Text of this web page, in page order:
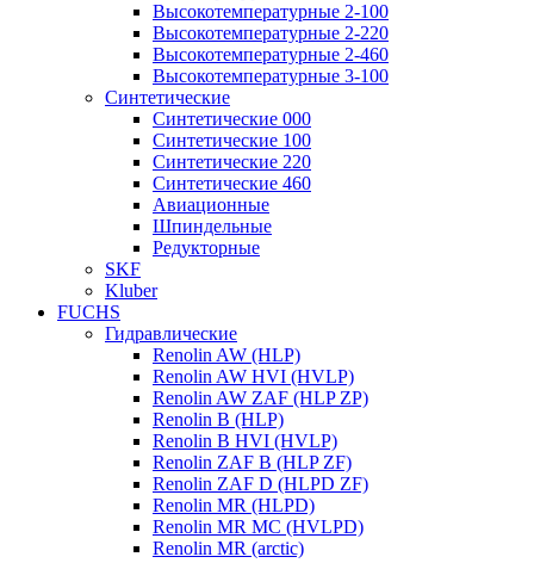
Высокотемпературные 2-100
Высокотемпературные 2-220
Высокотемпературные 2-460
Высокотемпературные 3-100
Синтетические
Синтетические 000
Синтетические 100
Синтетические 220
Синтетические 460
Авиационные
Шпиндельные
Редукторные
SKF
Kluber
FUCHS
Гидравлические
Renolin AW (HLP)
Renolin AW HVI (HVLP)
Renolin AW ZAF (HLP ZP)
Renolin B (HLP)
Renolin B HVI (HVLP)
Renolin ZAF B (HLP ZF)
Renolin ZAF D (HLPD ZF)
Renolin MR (HLPD)
Renolin MR MC (HVLPD)
Renolin MR (arctic)